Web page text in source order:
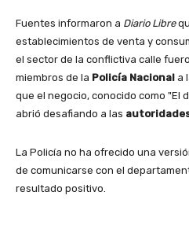
Fuentes informaron a Diario Libre
establecimientos de venta y
el sector de la conflictiva calle
miembros de la Policía Nacional a
que el negocio, conocido como "El
abrió desafiando a las
La Policía no ha ofrecido una
de comunicarse con el
resultado positivo.